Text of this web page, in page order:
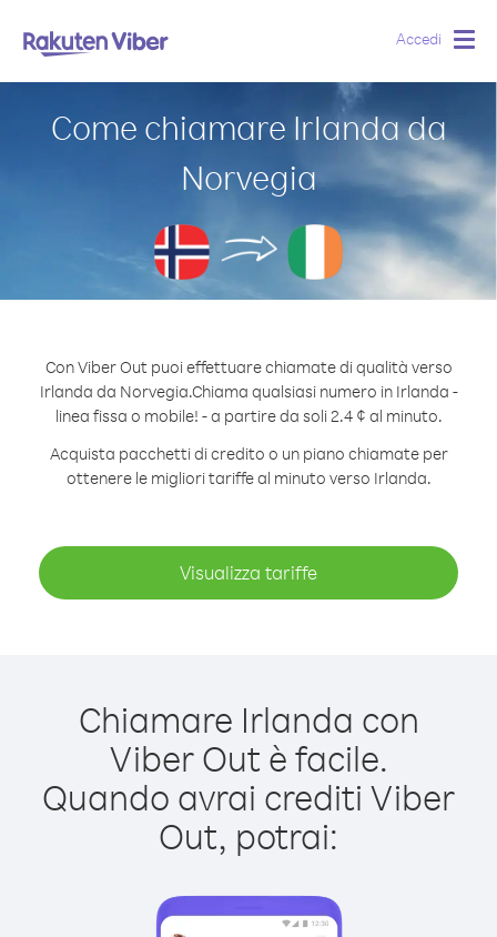
Accedi
Come chiamare Irlanda da
Norvegia
Con Viber Out puoi effettuare chiamate di qualità verso
Irlanda da Norvegia.Chiama qualsiasi numero in Irlanda -
linea fissa o mobile! - a partire da soli 2.4 ¢ al minuto.
Acquista pacchetti di credito o un piano chiamate per
ottenere le migliori tariffe al minuto verso Irlanda.
Visualizza tariffe
Chiamare Irlanda con
Viber Out è facile.
Quando avrai crediti Viber
Out, potrai: